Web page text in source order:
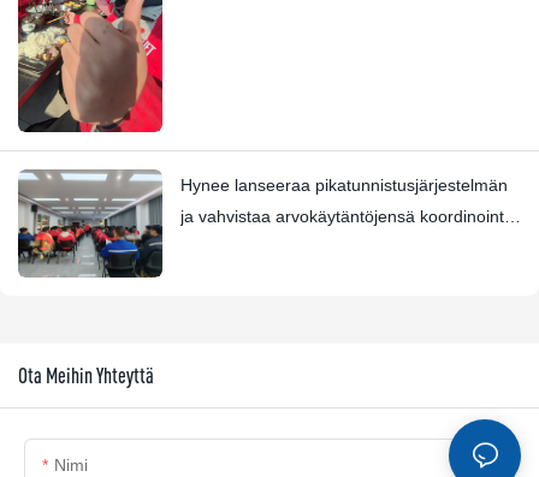
Hynee lanseeraa pikatunnistusjärjestelmän
ja vahvistaa arvokäytäntöjensä koordinointia
Ota Meihin Yhteyttä
Nimi